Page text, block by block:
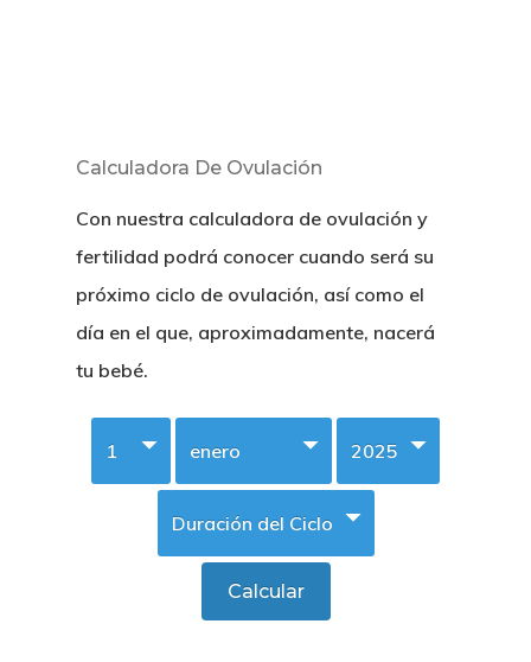
Calculadora De Ovulación
Con nuestra calculadora de ovulación y
fertilidad podrá conocer cuando será su
próximo ciclo de ovulación, así como el
día en el que, aproximadamente, nacerá
tu bebé.